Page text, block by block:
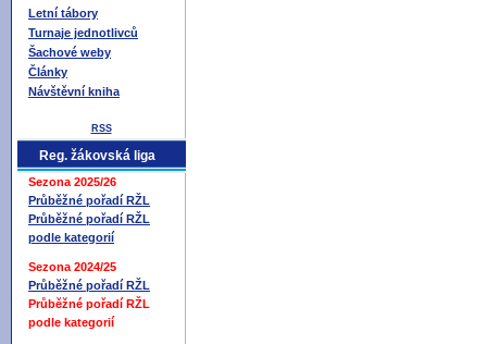
Letní tábory
Turnaje jednotlivců
Šachové weby
Články
Návštěvní kniha
RSS
Reg. žákovská liga
Sezona 2025/26
Průběžné pořadí RŽL
Průběžné pořadí RŽL
podle kategorií
Sezona 2024/25
Průběžné pořadí RŽL
Průběžné pořadí RŽL
podle kategorií